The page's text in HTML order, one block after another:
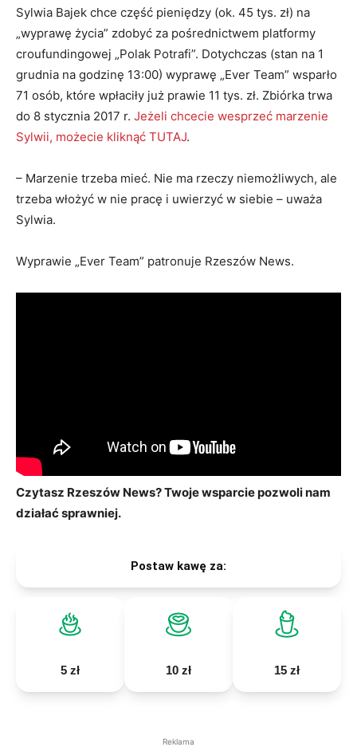
Sylwia Bajek chce część pieniędzy (ok. 45 tys. zł) na
„wyprawę życia” zdobyć za pośrednictwem platformy
croufundingowej „Polak Potrafi”. Dotychczas (stan na 1
grudnia na godzinę 13:00) wyprawę „Ever Team” wsparło
71 osób, które wpłaciły już prawie 11 tys. zł. Zbiórka trwa
do 8 stycznia 2017 r. Jeżeli chcecie wesprzeć marzenie
Sylwii, możecie kliknąć TUTAJ.
– Marzenie trzeba mieć. Nie ma rzeczy niemożliwych, ale
trzeba włożyć w nie pracę i uwierzyć w siebie – uważa
Sylwia.
Wyprawie „Ever Team” patronuje Rzeszów News.
Czytasz Rzeszów News? Twoje wsparcie pozwoli nam
działać sprawniej.
Postaw kawę za:
5 zł 10 zł 15 zł
Reklama